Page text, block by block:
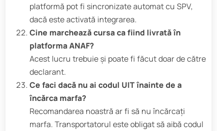
platformă pot fi sincronizate automat cu SPV,
dacă este activată integrarea.
Cine marchează cursa ca fiind livrată în
platforma ANAF?
Acest lucru trebuie și poate fi făcut doar de către
declarant.
Ce faci dacă nu ai codul UIT înainte de a
încărca marfa?
Recomandarea noastră ar fi să nu încărcați
marfa. Transportatorul este obligat să aibă codul